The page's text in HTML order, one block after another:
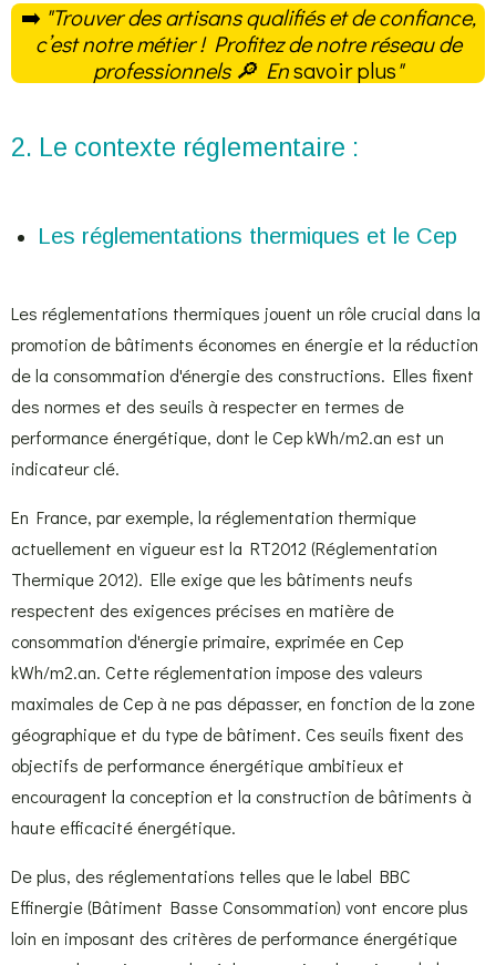
➡️ "Trouver des artisans qualifiés et de confiance,
c’est notre métier ! Profitez de notre réseau de
professionnels 🔎 Ensavoir plus"
2. Le contexte réglementaire :
Les réglementations thermiques et le Cep
Les réglementations thermiques jouent un rôle crucial dans la
promotion de bâtiments économes en énergie et la réduction
de la consommation d'énergie des constructions. Elles fixent
des normes et des seuils à respecter en termes de
performance énergétique, dont le Cep kWh/m2.an est un
indicateur clé.
En France, par exemple, la réglementation thermique
actuellement en vigueur est la RT2012 (Réglementation
Thermique 2012). Elle exige que les bâtiments neufs
respectent des exigences précises en matière de
consommation d'énergie primaire, exprimée en Cep
kWh/m2.an. Cette réglementation impose des valeurs
maximales de Cep à ne pas dépasser, en fonction de la zone
géographique et du type de bâtiment. Ces seuils fixent des
objectifs de performance énergétique ambitieux et
encouragent la conception et la construction de bâtiments à
haute efficacité énergétique.
De plus, des réglementations telles que le label BBC
Effinergie (Bâtiment Basse Consommation) vont encore plus
loin en imposant des critères de performance énergétique